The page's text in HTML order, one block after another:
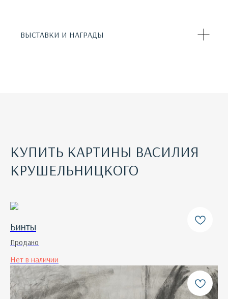
ВЫСТАВКИ И НАГРАДЫ
КУПИТЬ КАРТИНЫ ВАСИЛИЯ
КРУШЕЛЬНИЦКОГО
Бинты
Продано
Нет в наличии